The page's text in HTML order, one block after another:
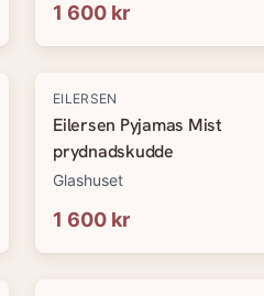
1 600 kr
EILERSEN
Eilersen Pyjamas Mist
prydnadskudde
Glashuset
1 600 kr